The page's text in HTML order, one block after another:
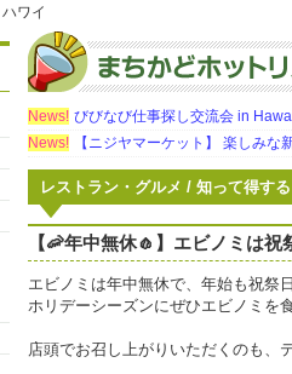
ハワイ
News! びびなび仕事探し交流会 in
News!
【ニジヤマーケット】 楽しみな
レストラン・グルメ / 知って得する
【🦐年中無休🧄】エビノミは
エビノミは年中無休で、年始も祝祭
ホリデーシーズンにぜひエビノミを
店頭でお召し上がりいただくのも、